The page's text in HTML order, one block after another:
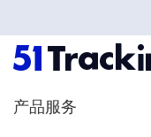
产品服务